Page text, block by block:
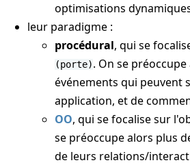
optimisations
leur paradigme :
procédural, qui se
(porte). On se
événements qui peuvent
application, et de
OO, qui se focalise sur
se préoccupe alors plus
de leurs relations/